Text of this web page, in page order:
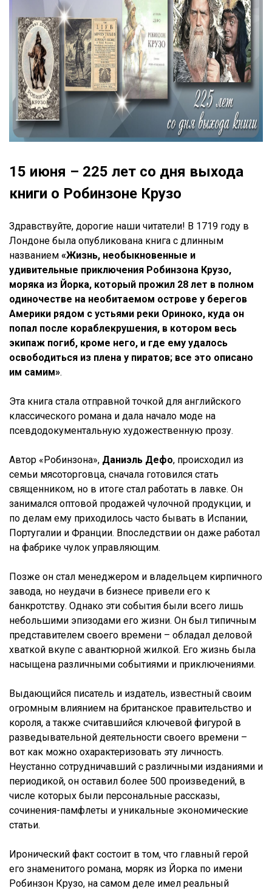
15 июня – 225 лет со дня выхода
книги о Робинзоне Крузо
Здравствуйте, дорогие наши читатели! В 1719 году в
Лондоне была опубликована книга с длинным
названием «Жизнь, необыкновенные и
удивительные приключения Робинзона Крузо,
моряка из Йорка, который прожил 28 лет в полном
одиночестве на необитаемом острове у берегов
Америки рядом с устьями реки Ориноко, куда он
попал после кораблекрушения, в котором весь
экипаж погиб, кроме него, и где ему удалось
освободиться из плена у пиратов; все это описано
им самим».
Эта книга стала отправной точкой для английского
классического романа и дала начало моде на
псевдодокументальную художественную прозу.
Автор «Робинзона», Даниэль Дефо, происходил из
семьи мясоторговца, сначала готовился стать
священником, но в итоге стал работать в лавке. Он
занимался оптовой продажей чулочной продукции, и
по делам ему приходилось часто бывать в Испании,
Португалии и Франции. Впоследствии он даже работал
на фабрике чулок управляющим.
Позже он стал менеджером и владельцем кирпичного
завода, но неудачи в бизнесе привели его к
банкротству. Однако эти события были всего лишь
небольшими эпизодами его жизни. Он был типичным
представителем своего времени – обладал деловой
хваткой вкупе с авантюрной жилкой. Его жизнь была
насыщена различными событиями и приключениями.
Выдающийся писатель и издатель, известный своим
огромным влиянием на британское правительство и
короля, а также считавшийся ключевой фигурой в
разведывательной деятельности своего времени –
вот как можно охарактеризовать эту личность.
Неустанно сотрудничавший с различными изданиями и
периодикой, он оставил более 500 произведений, в
числе которых были персональные рассказы,
сочинения-памфлеты и уникальные экономические
статьи.
Иронический факт состоит в том, что главный герой
его знаменитого романа, моряк из Йорка по имени
Робинзон Крузо, на самом деле имел реальный